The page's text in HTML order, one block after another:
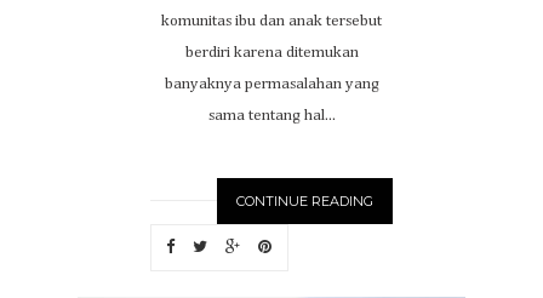
komunitas ibu dan anak tersebut
berdiri karena ditemukan
banyaknya permasalahan yang
sama tentang hal...
CONTINUE READING